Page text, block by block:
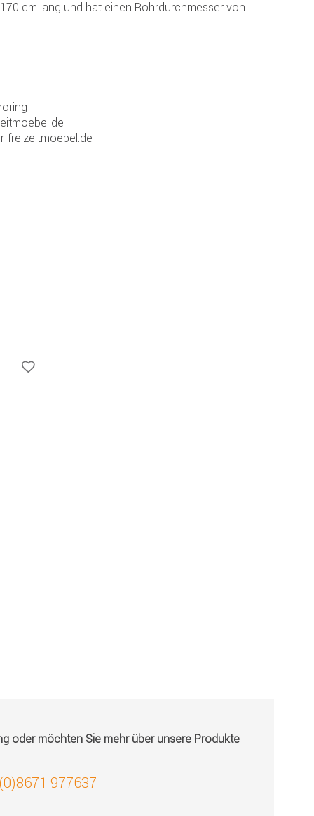
cm lang und hat einen Rohrdurchmesser von
freizeitmoebel.de
oder möchten Sie mehr über unsere Produkte
977637